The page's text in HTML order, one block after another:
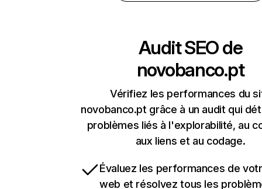
Audit SEO de
novobanco.pt
Vérifiez les performances du
novobanco.pt grâce à un audit qui
problèmes liés à l'explorabilité, au
aux liens et au codage.
Évaluez les performances de
web et résolvez tous les